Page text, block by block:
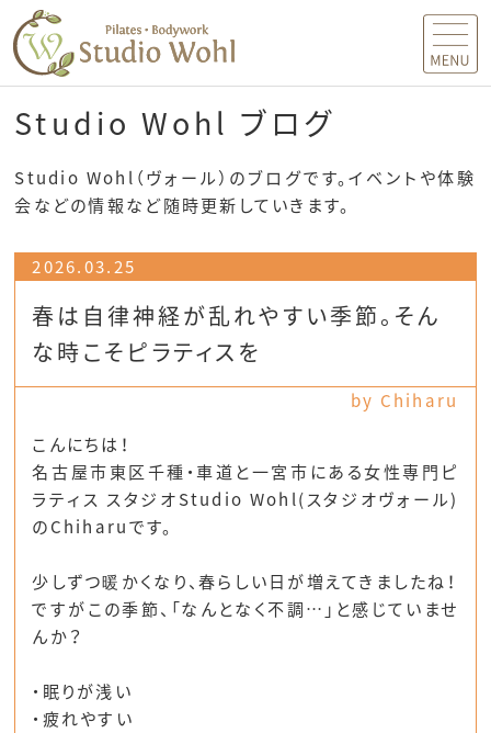
MENU
Studio Wohl ブログ
Studio Wohl（ヴォール）のブログです。イベントや体験
会などの情報など随時更新していきます。
2026.03.25
春は自律神経が乱れやすい季節。そん
な時こそピラティスを
by Chiharu
こんにちは！
名古屋市東区千種・車道と一宮市にある女性専門ピ
ラティス スタジオStudio Wohl(スタジオヴォール)
のChiharuです。
少しずつ暖かくなり、春らしい日が増えてきましたね！
ですがこの季節、「なんとなく不調…」と感じていませ
んか？
・眠りが浅い
・疲れやすい